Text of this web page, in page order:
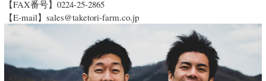
【FAX番号】0224-25-2865
【E-mail】sales@taketori-farm.co.jp